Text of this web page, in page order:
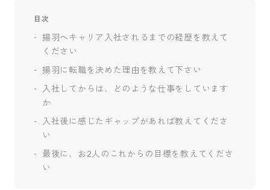
目次
揚羽へキャリア入社されるまでの経歴を教えて
ください
揚羽に転職を決めた理由を教えて下さい
入社してからは、どのような仕事をしています
か
入社後に感じたギャップがあれば教えてくださ
い
最後に、お2人のこれからの目標を教えてくださ
い